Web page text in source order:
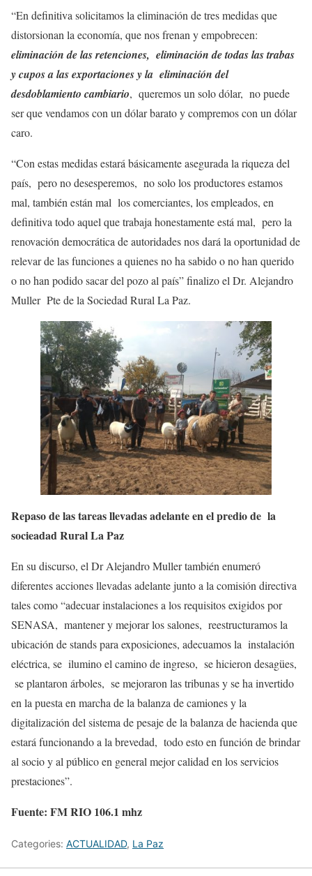
“En definitiva solicitamos la eliminación de tres medidas que
distorsionan la economía, que nos frenan y empobrecen:
eliminación de las retenciones, eliminación de todas las trabas
y cupos a las exportaciones y la eliminación del
desdoblamiento cambiario, queremos un solo dólar, no puede
ser que vendamos con un dólar barato y compremos con un dólar
caro.
“Con estas medidas estará básicamente asegurada la riqueza del
país, pero no desesperemos, no solo los productores estamos
mal, también están mal los comerciantes, los empleados, en
definitiva todo aquel que trabaja honestamente está mal, pero la
renovación democrática de autoridades nos dará la oportunidad de
relevar de las funciones a quienes no ha sabido o no han querido
o no han podido sacar del pozo al país” finalizo el Dr. Alejandro
Muller Pte de la Sociedad Rural La Paz.
Repaso de las tareas llevadas adelante en el predio de la
socieadad Rural La Paz
En su discurso, el Dr Alejandro Muller también enumeró
diferentes acciones llevadas adelante junto a la comisión directiva
tales como “adecuar instalaciones a los requisitos exigidos por
SENASA, mantener y mejorar los salones, reestructuramos la
ubicación de stands para exposiciones, adecuamos la instalación
eléctrica, se ilumino el camino de ingreso, se hicieron desagües,
se plantaron árboles, se mejoraron las tribunas y se ha invertido
en la puesta en marcha de la balanza de camiones y la
digitalización del sistema de pesaje de la balanza de hacienda que
estará funcionando a la brevedad, todo esto en función de brindar
al socio y al público en general mejor calidad en los servicios
prestaciones”.
Fuente: FM RIO 106.1 mhz
Categories: ACTUALIDAD, La Paz